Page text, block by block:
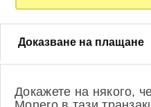
Доказване на плащане
Докажете на някого,